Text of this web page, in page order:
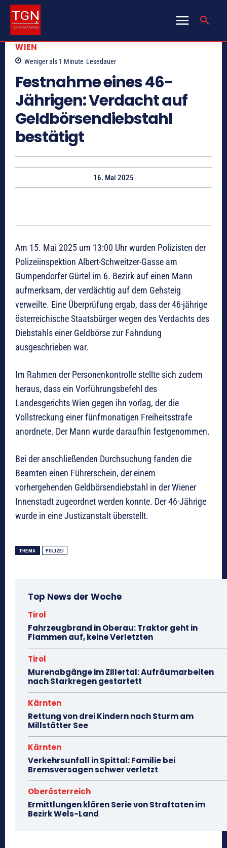
WIEN
Weniger als 1 Minute Lesedauer
Festnahme eines 46-
Jährigen: Verdacht auf
Geldbörsendiebstahl
bestätigt
16. Mai 2025
Am 15. Mai 2025 um 13:00 Uhr wurden Polizisten der
Polizeiinspektion Albert-Schweitzer-Gasse am
Gumpendorfer Gürtel im 6. Bezirk auf einen Mann
aufmerksam, der verdächtig auf dem Gehsteig
verweilte. Eine Überprüfung ergab, dass der 46-jährige
österreichische Staatsbürger wegen des Verdachts des
Diebstahls einer Geldbörse zur Fahndung
ausgeschrieben war.
Im Rahmen der Personenkontrolle stellte sich zudem
heraus, dass ein Vorführungsbefehl des
Landesgerichts Wien gegen ihn vorlag, der die
Vollstreckung einer fünfmonatigen Freiheitsstrafe
anordnete. Der Mann wurde daraufhin festgenommen.
Bei der anschließenden Durchsuchung fanden die
Beamten einen Führerschein, der einem
vorhergehenden Geldbörsendiebstahl in der Wiener
Innenstadt zugeordnet werden konnte. Der 46-Jährige
wurde in eine Justizanstalt überstellt.
THEMA POLIZEI
Top News der Woche
Tirol
Fahrzeugbrand in Oberau: Traktor geht in
Flammen auf, keine Verletzten
Tirol
Murenabgänge im Zillertal: Aufräumarbeiten
nach Starkregen gestartett
Kärnten
Rettung von drei Kindern nach Sturm am
Millstätter See
Kärnten
Verkehrsunfall in Spittal: Familie bei
Bremsversagen schwer verletzt
Oberösterreich
Ermittlungen klären Serie von Straftaten im
Bezirk Wels-Land